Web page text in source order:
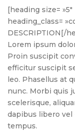
[heading size= »5″
heading_class=
DESCRIPTION[/
Lorem ipsum
Proin suscipit
efficitur suscipit
leo. Phasellus at
nunc. Morbi quis
scelerisque,
dapibus libero
tempus.